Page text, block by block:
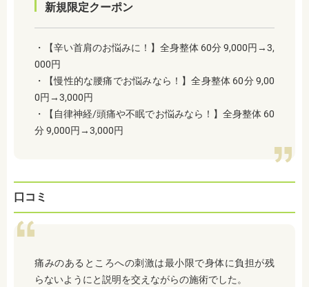
新規限定クーポン
・【辛い首肩のお悩みに！】全身整体 60分 9,000円→3,
000円
・【慢性的な腰痛でお悩みなら！】全身整体 60分 9,00
0円→3,000円
・【自律神経/頭痛や不眠でお悩みなら！】全身整体 60
分 9,000円→3,000円
口コミ
痛みのあるところへの刺激は最小限で身体に負担が残
らないようにと説明を交えながらの施術でした。